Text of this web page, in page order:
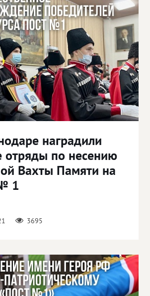
наградили
отряды по несению
Вахты Памяти на
1
3695